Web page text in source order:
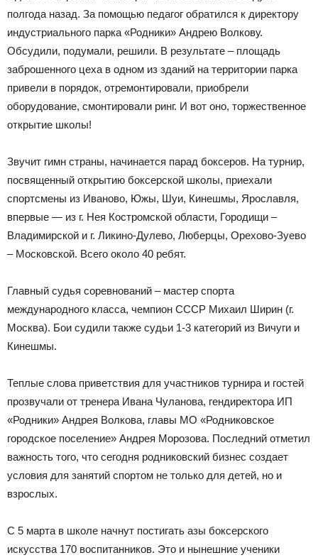
полгода назад. За помощью педагог обратился к директору
индустриального парка «Родники» Андрею Волкову.
Обсудили, подумали, решили. В результате – площадь
заброшенного цеха в одном из зданий на территории парка
привели в порядок, отремонтировали, приобрели
оборудование, смонтировали ринг. И вот оно, торжественное
открытие школы!
Звучит гимн страны, начинается парад боксеров. На турнир,
посвященный открытию боксерской школы, приехали
спортсмены из Иваново, Южы, Шуи, Кинешмы, Ярославля,
впервые — из г. Нея Костромской области, Городищи –
Владимирской и г. Ликино-Дулево, Люберцы, Орехово-Зуево
– Московской. Всего около 40 ребят.
Главный судья соревнований – мастер спорта
международного класса, чемпион СССР Михаил Ширин (г.
Москва). Бои судили также судьи 1-3 категорий из Вичуги и
Кинешмы.
Теплые слова приветствия для участников турнира и гостей
прозвучали от тренера Ивана Чуланова, гендиректора ИП
«Родники» Андрея Волкова, главы МО «Родниковское
городское поселение» Андрея Морозова. Последний отметил
важность того, что сегодня родниковский бизнес создает
условия для занятий спортом не только для детей, но и
взрослых.
С 5 марта в школе начнут постигать азы боксерского
искусства 170 воспитанников. Это и нынешние ученики